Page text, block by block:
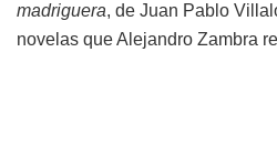
madriguera, de Juan Pablo
novelas que Alejandro Zambra